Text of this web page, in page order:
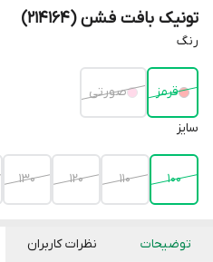
تونیک بافت فشن (214164)
رنگ
قرمز صورتی
سایز
۱۰۰ ۱۱۰ ۱۲۰ ۱۳۰
توضیحات نظرات کاربران